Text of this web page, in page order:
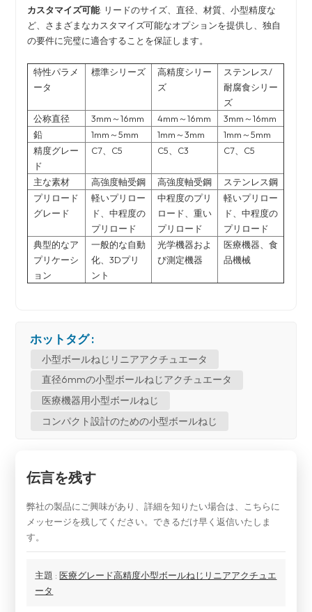
カスタマイズ可能: リードのサイズ、直径、材質、小型精度な
ど、さまざまなカスタマイズ可能なオプションを提供し、独自
の要件に完璧に適合することを保証します。
特性パラメ
ータ
標準シリーズ
高精度シリー
ズ
ステンレス/
耐腐食シリー
ズ
公称直径
3mm～16mm 4mm～16mm
3mm～16mm
鉛
1mm～5mm 1mm～3mm
1mm～5mm
精度グレー
ド
C7、C5 C5、C3 C7、C5
主な素材 高強度軸受鋼 高強度軸受鋼
ステンレス鋼
プリロード
グレード
軽いプリロー
ド、中程度の
プリロード
中程度のプリ
ロード、重い
プリロード
軽いプリロー
ド、中程度の
プリロード
典型的なア
プリケーシ
ョン
一般的な自動
化、3Dプリ
ント
光学機器およ
び測定機器
医療機器、食
品機械
ホットタグ :
小型ボールねじリニアアクチュエータ
直径6mmの小型ボールねじアクチュエータ
医療機器用小型ボールねじ
コンパクト設計のための小型ボールねじ
伝言を残す
弊社の製品にご興味があり、詳細を知りたい場合は、こちらに
メッセージを残してください。できるだけ早く返信いたしま
す。
主題 :医療グレード高精度小型ボールねじリニアアクチュエ
ータ